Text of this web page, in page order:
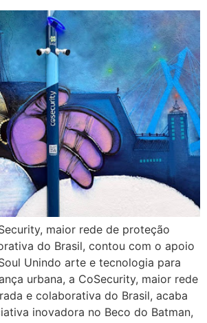
maior rede de proteção
do Brasil, contou com o apoio
Unindo arte e tecnologia para
urbana, a CoSecurity, maior rede
e colaborativa do Brasil, acaba
inovadora no Beco do Batman,